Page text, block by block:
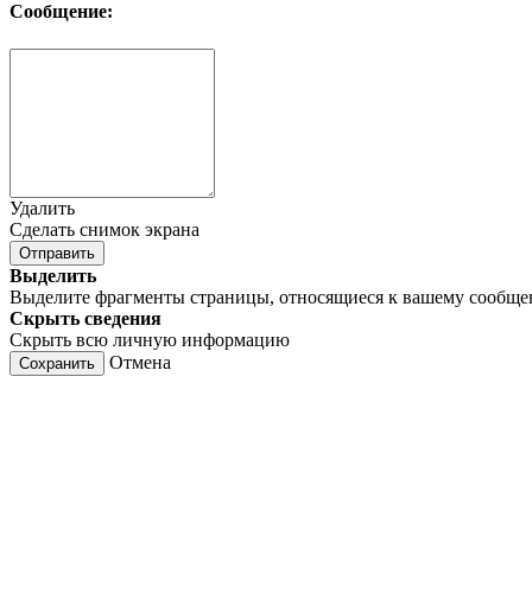
Сообщение:
Удалить
Сделать снимок экрана
Отправить
Выделить
Выделите фрагменты страницы, относящиеся к вашему
Скрыть сведения
Скрыть всю личную информацию
Сохранить Отмена